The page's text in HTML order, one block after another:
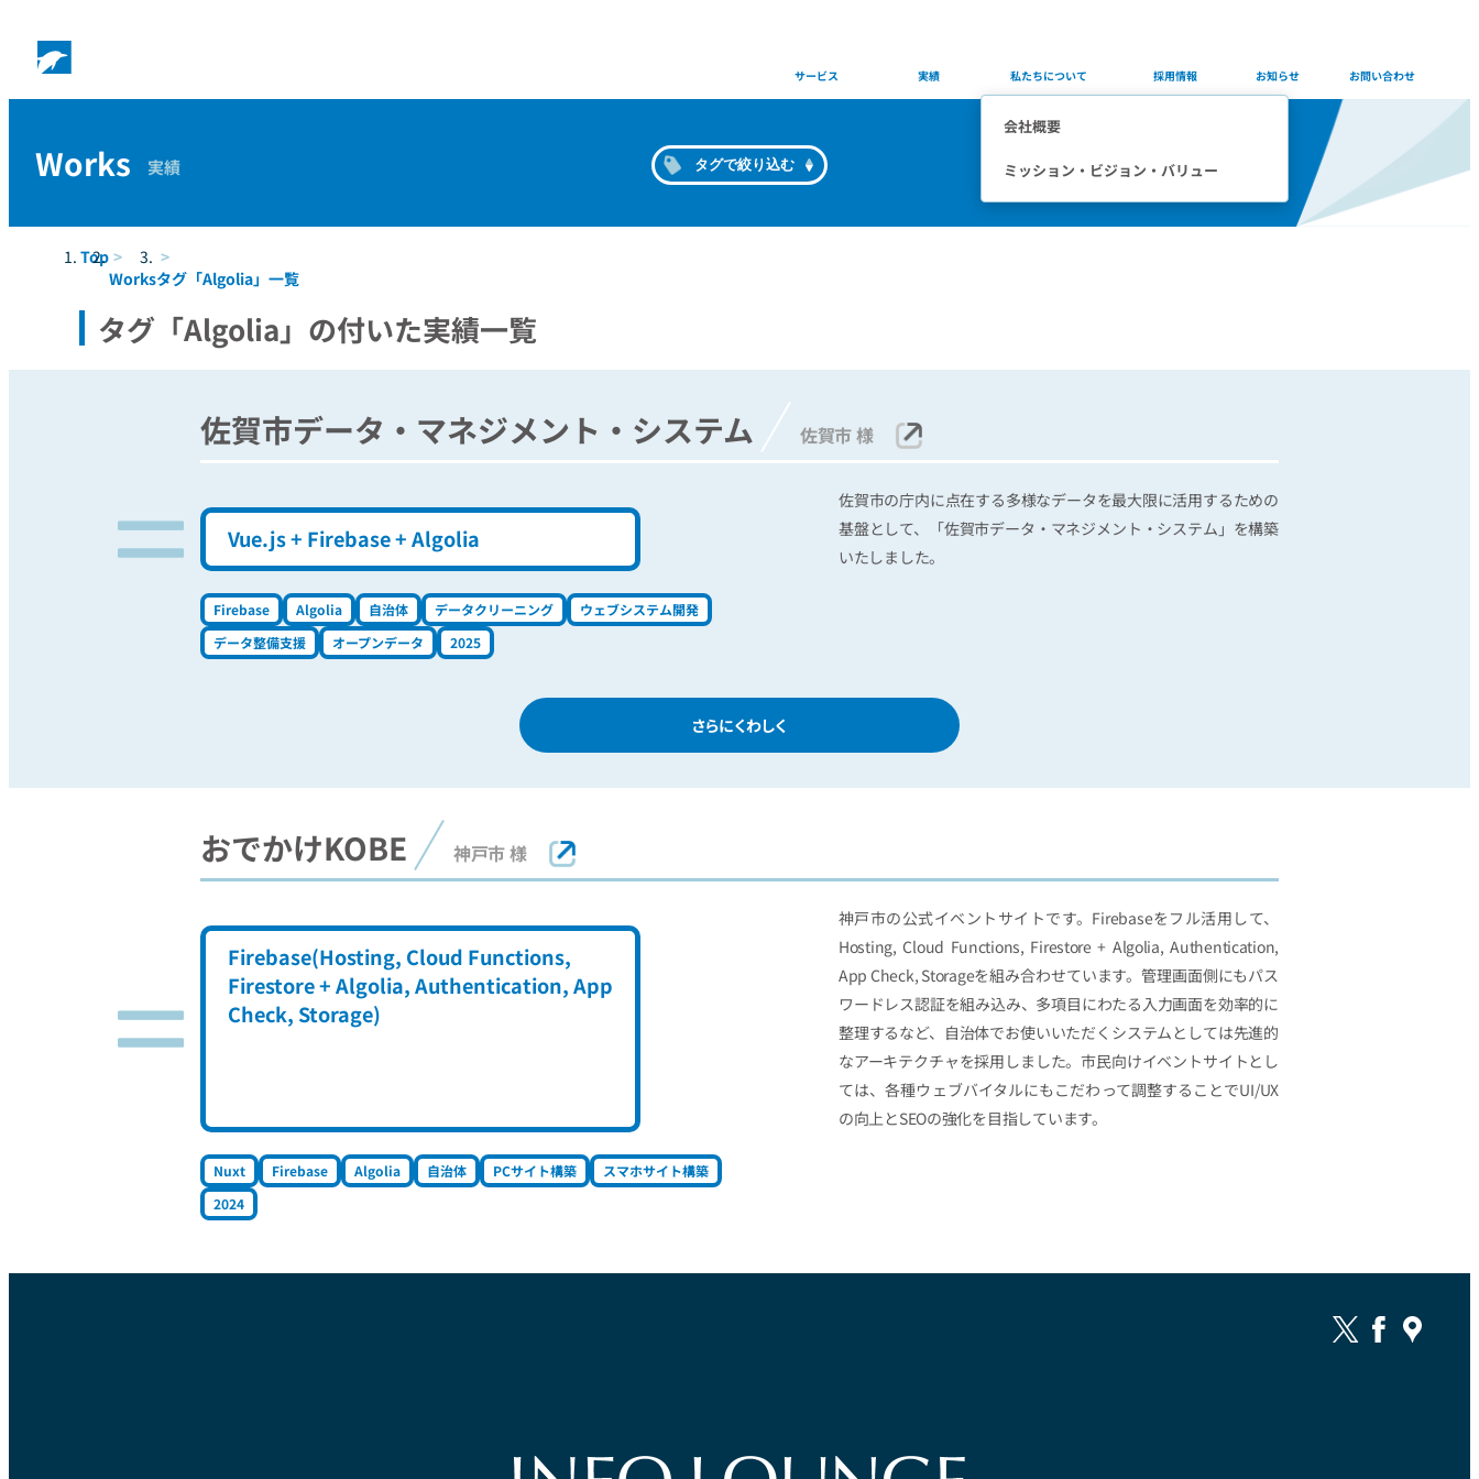
サービス 実績 私たちについて
会社概要
ミッション・ビジョン・バリュー
採用情報 お知らせ お問い合わせ
Works 実績 タグで絞り込む
Top
Worksタグ「Algolia」一覧
タグ「Algolia」の付いた実績一覧
佐賀市データ・マネジメント・システム 佐賀市 様
佐賀市の庁内に点在する多様なデータを最大限に活用するための
基盤として、「佐賀市データ・マネジメント・システム」を構築
いたしました。
Vue.js + Firebase + Algolia
Firebase Algolia 自治体 データクリーニング
ウェブシステム開発
データ整備支援
オープンデータ 2025
さらにくわしく
おでかけKOBE 神戸市 様
神戸市の公式イベントサイトです。Firebaseをフル活用して、
Hosting, Cloud Functions, Firestore + Algolia, Authentication,
App Check, Storageを組み合わせています。管理画面側にもパス
ワードレス認証を組み込み、多項目にわたる入力画面を効率的に
整理するなど、自治体でお使いいただくシステムとしては先進的
なアーキテクチャを採用しました。市民向けイベントサイトとし
ては、各種ウェブバイタルにもこだわって調整することでUI/UX
の向上とSEOの強化を目指しています。
Firebase(Hosting, Cloud Functions,
Firestore + Algolia, Authentication, App
Check, Storage)
Nuxt Firebase Algolia 自治体 PCサイト構築
スマホサイト構築
2024